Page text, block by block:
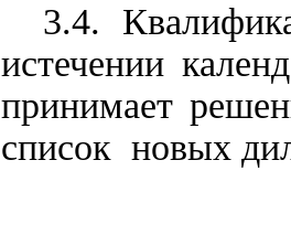
3.4.
истечении
принимает
список новых